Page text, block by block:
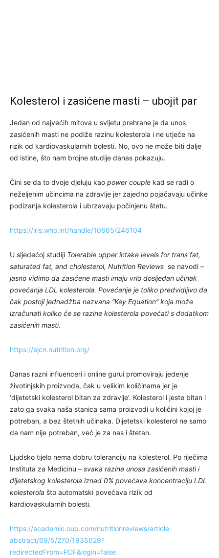
Kolesterol i zasićene masti – ubojit par
Jedan od najvećih mitova u svijetu prehrane je da unos
zasićenih masti ne podiže razinu kolesterola i ne utječe na
rizik od kardiovaskularnih bolesti. No, ovo ne može biti dalje
od istine, što nam brojne studije danas pokazuju.
Čini se da to dvoje djeluju kao power couple kad se radi o
neželjenim učincima na zdravlje jer zajedno pojačavaju učinke
podizanja kolesterola i ubrzavaju počinjenu štetu.
https://iris.who.int/handle/10665/246104
U sljedećoj studiji Tolerable upper intake levels for trans fat,
saturated fat, and cholesterol, Nutrition Reviews se navodi –
jasno vidimo da zasićene masti imaju vrlo dosljedan učinak
povećanja LDL kolesterola. Povećanje je toliko predvidljivo da
čak postoji jednadžba nazvana “Key Equation” koja može
izračunati koliko će se razine kolesterola povećati s dodatkom
zasićenih masti.
https://ajcn.nutrition.org/
Danas razni influenceri i online gurui promoviraju jedenje
životinjskih proizvoda, čak u velikim količinama jer je
‘dijetetski kolesterol bitan za zdravlje’. Kolesterol i jeste bitan i
zato ga svaka naša stanica sama proizvodi u količini kojoj je
potreban, a bez štetnih učinaka. Dijetetski kolesterol ne samo
da nam nije potreban, već je za nas i štetan.
Ljudsko tijelo nema dobru toleranciju na kolesterol. Po riječima
Instituta za Medicinu – svaka razina unosa zasićenih masti i
dijetetskog kolesterola iznad 0% povećava koncentraciju LDL
kolesterola što automatski povećava rizik od
kardiovaskularnih bolesti.
https://academic.oup.com/nutritionreviews/article-
abstract/69/5/270/1935029?
redirectedFrom=PDF&login=false